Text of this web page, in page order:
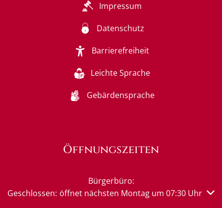
Impressum
Datenschutz
Barrierefreiheit
Leichte Sprache
Gebärdensprache
Öffnungszeiten
Bürgerbüro:
Klicken, um weitere Öffnungs- oder Schließzeiten
Geschlossen: öffnet nächsten Montag um 07:30 Uhr